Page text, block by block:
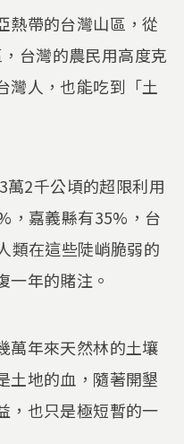
熱帶的台灣山區，從
台灣的農民用高度克
灣人，也能吃到「土
2千公頃的超限利用
，嘉義縣有35%，台
類在這些陡峭脆弱的
一年的賭注。
萬年來天然林的土壤
土地的血，隨著開墾
，也只是極短暫的一